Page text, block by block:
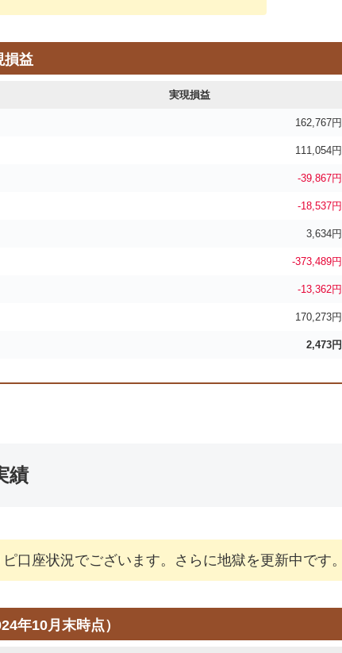
損益
実現損益
162,767円
111,054円
-39,867円
-18,537円
3,634円
-373,489円
-13,362円
170,273円
2,473円
績
口座状況でございます。さらに地獄を更新中です。
年10月末時点）